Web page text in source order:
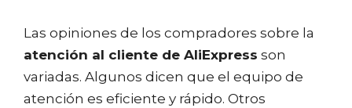
Las opiniones de los compradores sobre la
atención al cliente de AliExpress son
variadas. Algunos dicen que el equipo de
atención es eficiente y rápido. Otros